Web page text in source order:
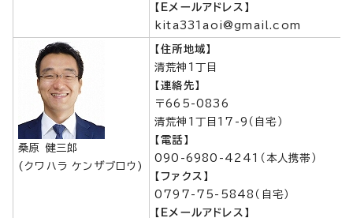
【Eメールアドレス】
kita331aoi@gmail.com
桑原 健三郎
(クワハラ ケンザブロウ)
【住所地域】
清荒神1丁目
【連絡先】
〒665-0836
清荒神1丁目17-9（自宅）
【電話】
090-6980-4241（本人携帯）
【ファクス】
0797-75-5848（自宅）
【Eメールアドレス】